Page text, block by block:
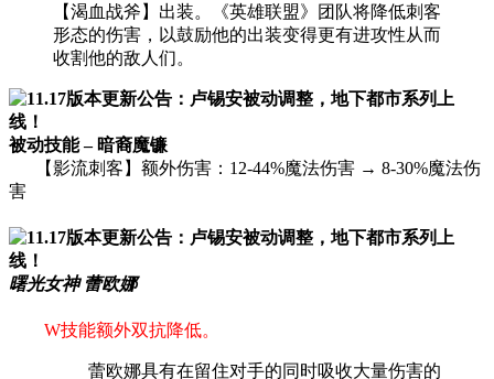
【渴血战斧】出装。《英雄联盟》团队将降低刺客
形态的伤害，以鼓励他的出装变得更有进攻性从而
收割他的敌人们。
被动技能 – 暗裔魔镰
【影流刺客】额外伤害：12-44%魔法伤害 → 8-30%魔法伤
害
曙光女神 蕾欧娜
W技能额外双抗降低。
蕾欧娜具有在留住对手的同时吸收大量伤害的